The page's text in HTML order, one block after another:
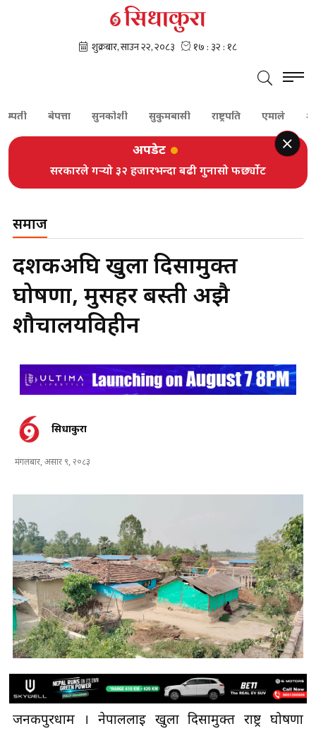
बेपत्ता सुनकोशी सुकुमबासी राष्ट्रपति एमाले
अपडेट
सरकारले गर्‍यो ३२ हजारभन्दा बढी गुनासो फर्छ्योट
समाज
दशकअघि खुला दिसामुक्त
घोषणा, मुसहर बस्ती अझै
शौचालयविहीन
सिधाकुरा
मंगलबार, असार ९, २०८३
जनकपुरधाम । नेपाललाई खुला दिसामुक्त राष्ट्र घोषणा